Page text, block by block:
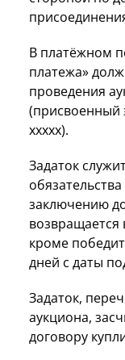
В платёжном
платежа»
проведения
(присвоенный
ххххх).
Задаток
заключению
возвращается
кроме
дней с даты
Задаток,
аукциона,
договору